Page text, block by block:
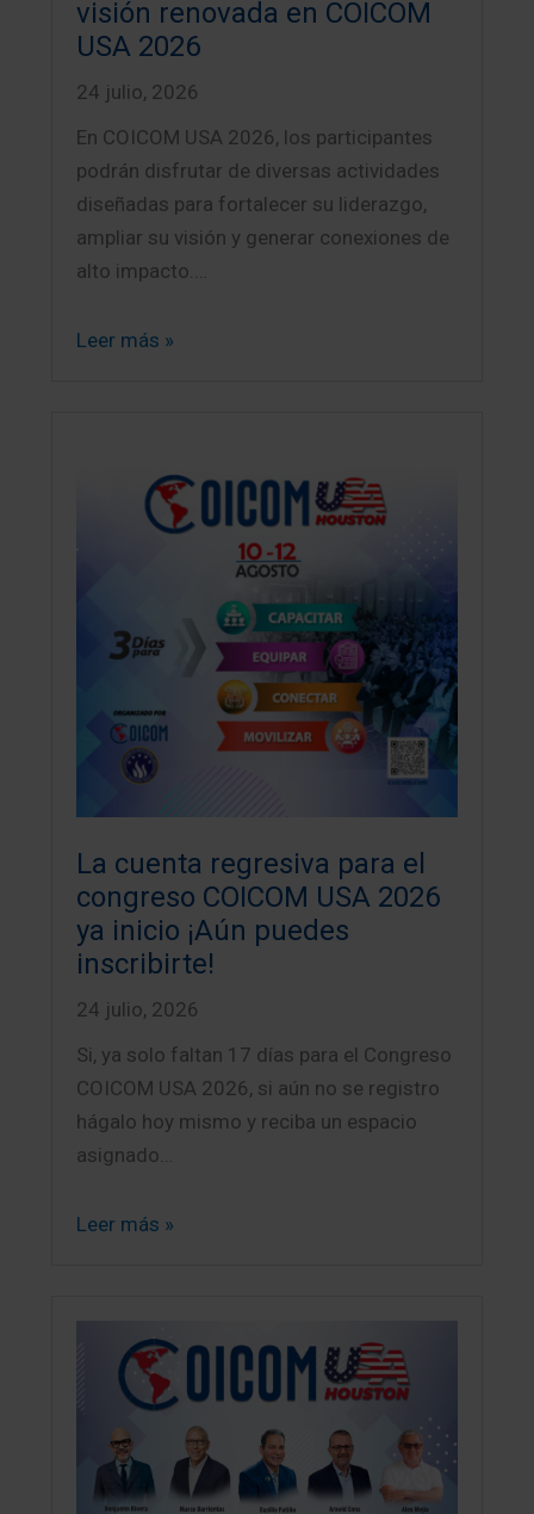
visión renovada en COICOM
USA 2026
24 julio, 2026
En COICOM USA 2026, los participantes
podrán disfrutar de diversas actividades
diseñadas para fortalecer su liderazgo,
ampliar su visión y generar conexiones de
alto impacto.…
Leer más »
La cuenta regresiva para el
congreso COICOM USA 2026
ya inicio ¡Aún puedes
inscribirte!
24 julio, 2026
Si, ya solo faltan 17 días para el Congreso
COICOM USA 2026, si aún no se registro
hágalo hoy mismo y reciba un espacio
asignado…
Leer más »